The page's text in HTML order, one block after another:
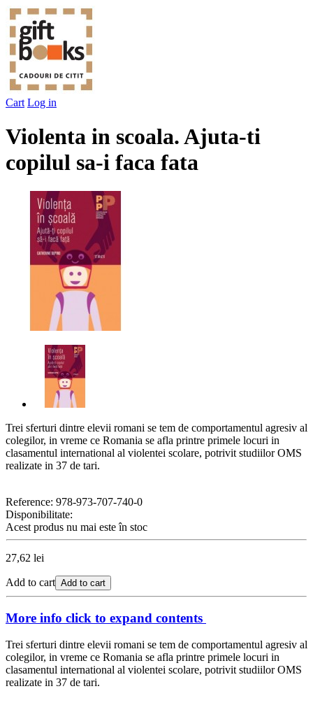
Cart Log in
Violenta in scoala. Ajuta-ti
copilul sa-i faca fata
Trei sferturi dintre elevii romani se tem de comportamentul agresiv al
colegilor, in vreme ce Romania se afla printre primele locuri in
clasamentul international al violentei scolare, potrivit studiilor OMS
realizate in 37 de tari.
Reference: 978-973-707-740-0
Disponibilitate:
Acest produs nu mai este în stoc
27,62 lei
Add to cart Add to cart
More info click to expand contents
Trei sferturi dintre elevii romani se tem de comportamentul agresiv al
colegilor, in vreme ce Romania se afla printre primele locuri in
clasamentul international al violentei scolare, potrivit studiilor OMS
realizate in 37 de tari.